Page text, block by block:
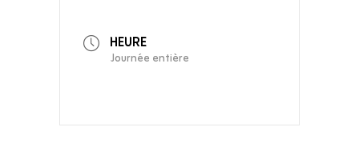
HEURE
Journée entière